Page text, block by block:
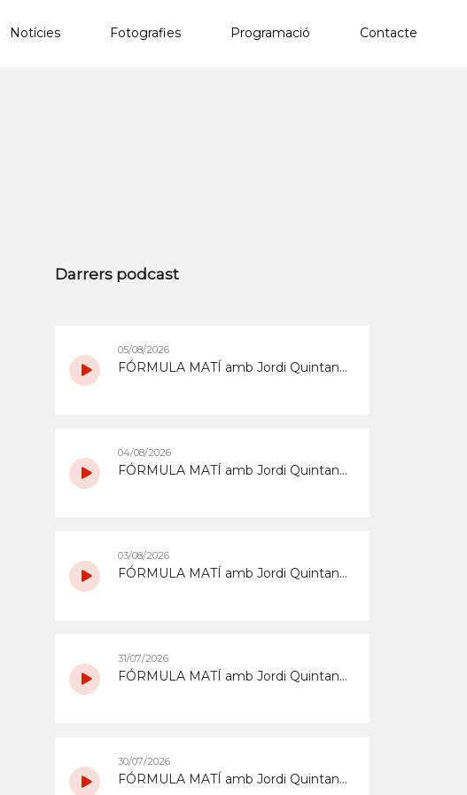
Notícies Fotografies Programació Contacte
Darrers podcast
05/08/2026
FÓRMULA MATÍ amb Jordi Quintana del 5/8/2026
04/08/2026
FÓRMULA MATÍ amb Jordi Quintana del 4/8/2026
03/08/2026
FÓRMULA MATÍ amb Jordi Quintana del 3/8/2026
31/07/2026
FÓRMULA MATÍ amb Jordi Quintana del 31/7/2026
30/07/2026
FÓRMULA MATÍ amb Jordi Quintana del 30/7/2026